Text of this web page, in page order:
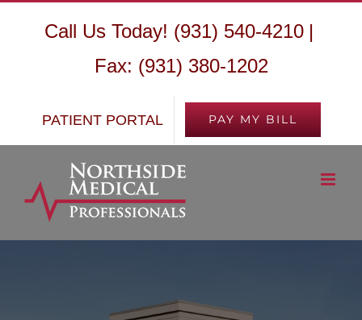
Call Us Today! (931) 540-4210 |
Fax: (931) 380-1202
PATIENT PORTAL PAY MY BILL